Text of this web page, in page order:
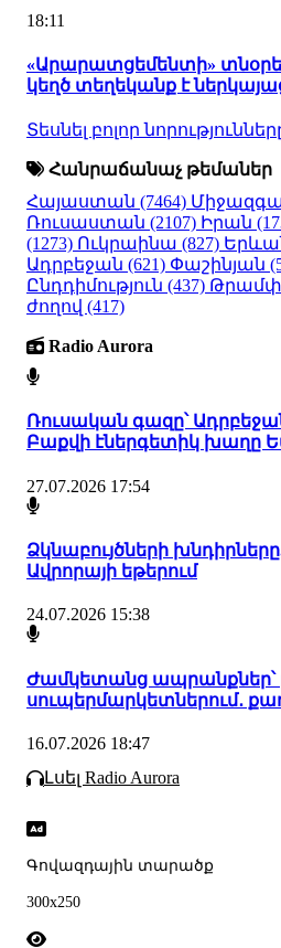
18:11
«Արարատցեմենտի»
կեղծ տեղեկանք է
Տեսնել բոլոր
Հանրաճանաչ թեմաներ
Հայաստան (7464)
Ռուսաստան (2107) Իրան
(1273) Ուկրաինա (827)
Ադրբեջան (621) Փաշինյան
Ընդդիմություն (437) Թրամփ
ժողով (417)
Radio Aurora
Ռուսական գազը՝
Բաքվի էներգետիկ խաղը
27.07.2026 17:54
Ձկնաբույծների
Ավրորայի եթերում
24.07.2026 15:38
Ժամկետանց ապրանքներ՝
սուպերմարկետներում․
16.07.2026 18:47
Լսել Radio Aurora
Գովազդային տարածք
300x250